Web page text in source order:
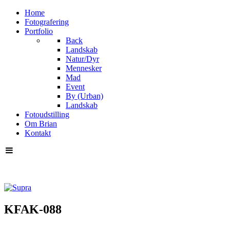
Home
Fotografering
Portfolio
Back
Landskab
Natur/Dyr
Mennesker
Mad
Event
By (Urban)
Landskab
Fotoudstilling
Om Brian
Kontakt
KFAK-088